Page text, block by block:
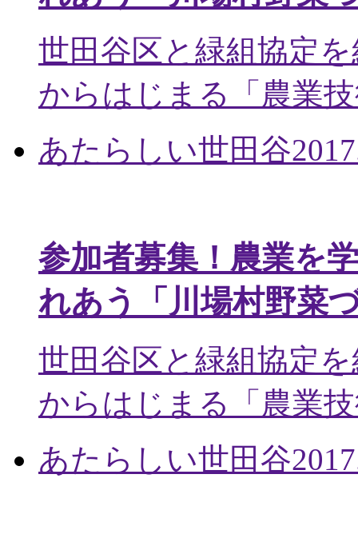
世田谷区と緑組協定
からはじまる「農業
あたらしい世田谷
参加者募集！農業を
れあう「川場村野菜
世田谷区と緑組協定
からはじまる「農業
あたらしい世田谷